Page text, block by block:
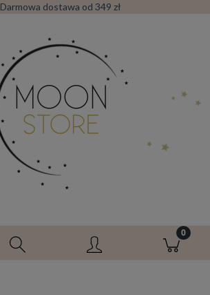
Darmowa dostawa od 349 zł